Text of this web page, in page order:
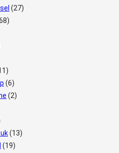
(27)
(6)
(2)
(13)
(19)